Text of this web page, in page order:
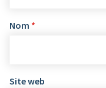
Nom *
Site web